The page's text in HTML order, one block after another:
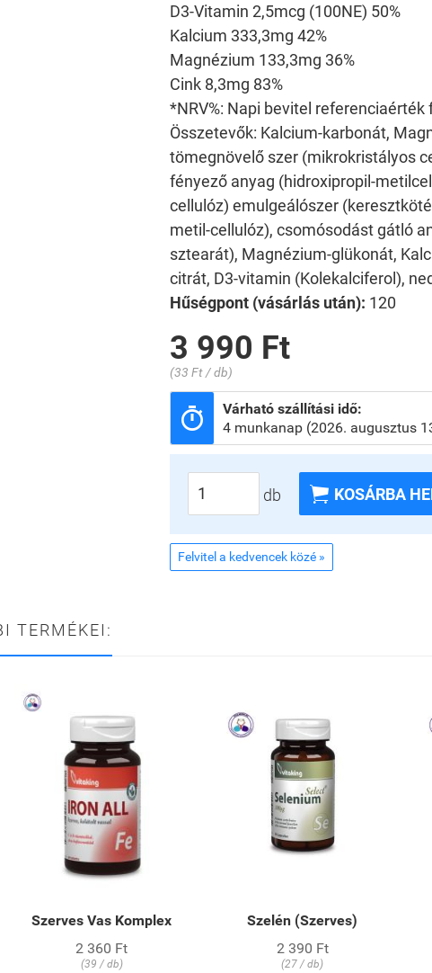
D3-Vitamin 2,5mcg (100NE) 50%
Kalcium 333,3mg 42%
Magnézium 133,3mg 36%
Cink 8,3mg 83%
*NRV%: Napi bevitel
Összetevők: Kalcium-karbonát,
tömegnövelő szer (mikrokristályos
fényező anyag (hidroxipropil-
cellulóz) emulgeálószer
metil-cellulóz), csomósodást gátló
sztearát), Magnézium-glükonát,
citrát, D3-vitamin (Kolekalciferol),
Hűségpont (vásárlás után): 120
3 990 Ft
(33 Ft / db)

Várható szállítási idő:
4 munkanap (2026. augusztus
db  KOSÁRBA
Felvitel a kedvencek közé »
TERMÉKEI:
Szerves Vas Komplex
2 360 Ft
(39 / db)
Szelén (Szerves)
2 390 Ft
(27 / db)